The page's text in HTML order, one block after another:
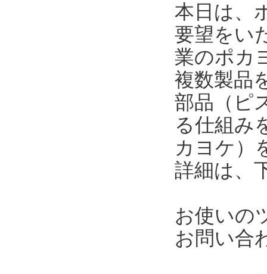
本日は、
要望をい
業のポカ
複数製品
部品（ピ
る仕組み
カヨケ）
詳細は、
お使いの
お問い合